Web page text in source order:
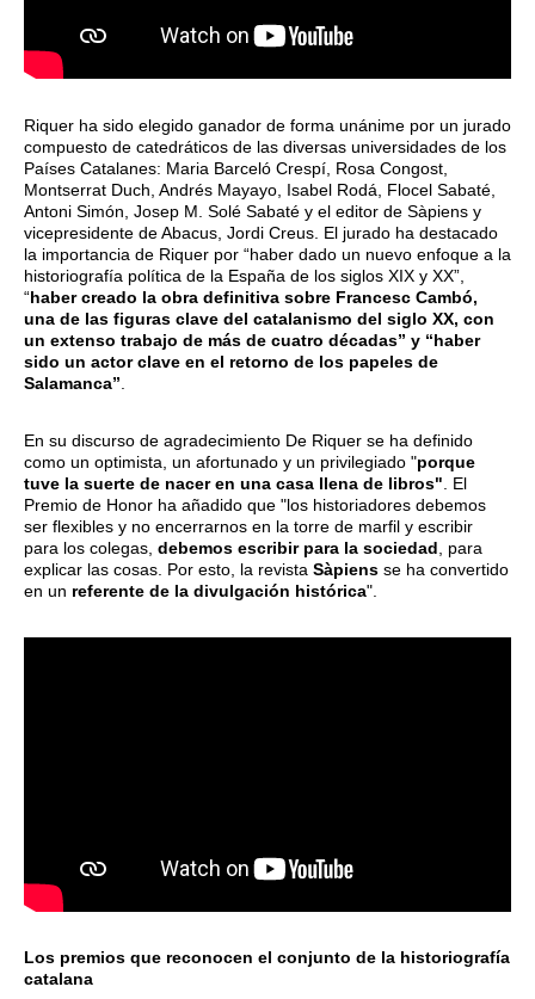
Riquer ha sido elegido ganador de forma unánime por un jurado
compuesto de catedráticos de las diversas universidades de los
Países Catalanes: Maria Barceló Crespí, Rosa Congost,
Montserrat Duch, Andrés Mayayo, Isabel Rodá, Flocel Sabaté,
Antoni Simón, Josep M. Solé Sabaté y el editor de Sàpiens y
vicepresidente de Abacus, Jordi Creus. El jurado ha destacado
la importancia de Riquer por “haber dado un nuevo enfoque a la
historiografía política de la España de los siglos XIX y XX”,
“haber creado la obra definitiva sobre Francesc Cambó,
una de las figuras clave del catalanismo del siglo XX, con
un extenso trabajo de más de cuatro décadas” y “haber
sido un actor clave en el retorno de los papeles de
Salamanca”
En su discurso de agradecimiento De Riquer se ha definido
como un optimista, un afortunado y un privilegiado "porque
tuve la suerte de nacer en una casa llena de libros" . El
Premio de Honor ha añadido que "los historiadores debemos
ser flexibles y no encerrarnos en la torre de marfil y escribir
para los colegas, debemos escribir para la sociedad , para
explicar las cosas. Por esto, la revista Sàpiens se ha convertido
en un referente de la divulgación histórica".
Los premios que reconocen el conjunto de la historiografía
catalana